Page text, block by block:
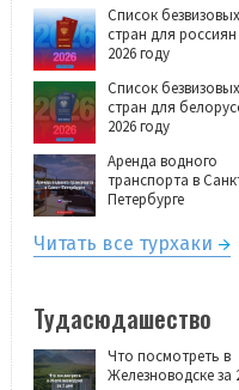
Список безвизовых
стран для россиян
2026 году
Список безвизовых
стран для
2026 году
Аренда водного
транспорта в
Петербурге
Читать все турхаки
Тудасюдашество
Что посмотреть в
Железноводске за